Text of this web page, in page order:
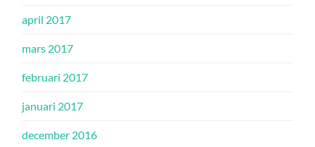
april 2017
mars 2017
februari 2017
januari 2017
december 2016